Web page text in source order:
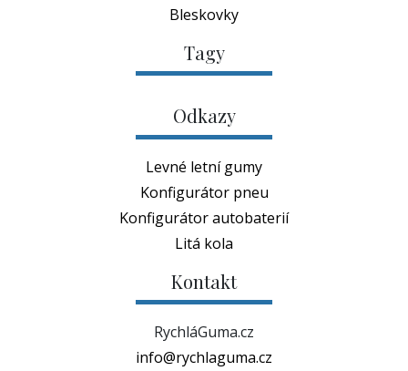
Bleskovky
Tagy
Odkazy
Levné letní gumy
Konfigurátor pneu
Konfigurátor autobaterií
Litá kola
Kontakt
RychláGuma.cz
info@rychlaguma.cz